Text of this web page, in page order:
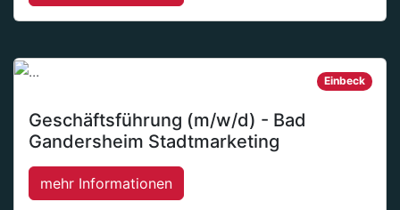
Geschäftsführung (m/w/d) - Bad
Gandersheim Stadtmarketing
Einbeck
mehr Informationen